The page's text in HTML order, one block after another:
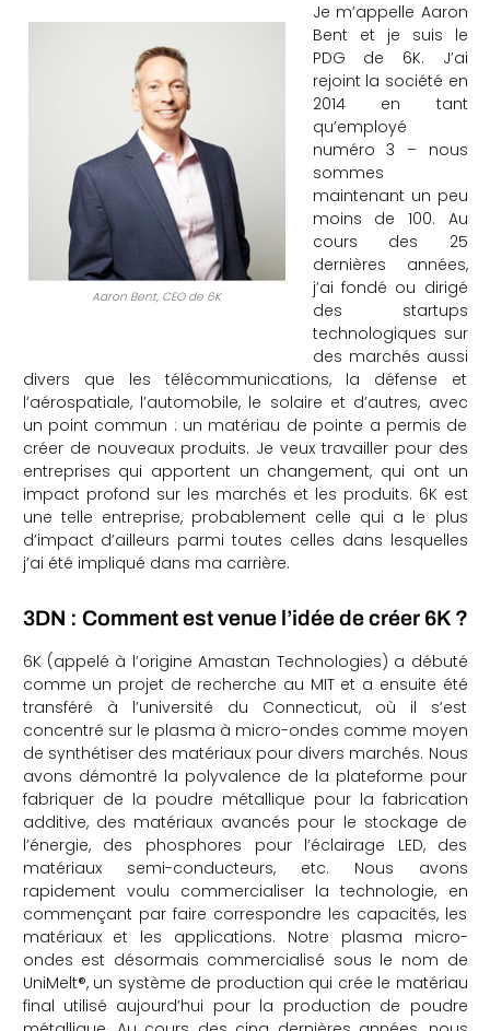
Aaron Bent, CEO de 6K
Je m’appelle Aaron
Bent et je suis le
PDG de 6K. J’ai
rejoint la société en
2014 en tant
qu’employé
numéro 3 – nous
sommes
maintenant un peu
moins de 100. Au
cours des 25
dernières années,
j’ai fondé ou dirigé
des startups
technologiques sur
des marchés aussi
divers que les télécommunications, la défense et
l’aérospatiale, l’automobile, le solaire et d’autres, avec
un point commun : un matériau de pointe a permis de
créer de nouveaux produits. Je veux travailler pour des
entreprises qui apportent un changement, qui ont un
impact profond sur les marchés et les produits. 6K est
une telle entreprise, probablement celle qui a le plus
d’impact d’ailleurs parmi toutes celles dans lesquelles
j’ai été impliqué dans ma carrière.
3DN : Comment est venue l’idée de créer 6K ?
6K (appelé à l’origine Amastan Technologies) a débuté
comme un projet de recherche au MIT et a ensuite été
transféré à l’université du Connecticut, où il s’est
concentré sur le plasma à micro-ondes comme moyen
de synthétiser des matériaux pour divers marchés. Nous
avons démontré la polyvalence de la plateforme pour
fabriquer de la poudre métallique pour la fabrication
additive, des matériaux avancés pour le stockage de
l’énergie, des phosphores pour l’éclairage LED, des
matériaux semi-conducteurs, etc. Nous avons
rapidement voulu commercialiser la technologie, en
commençant par faire correspondre les capacités, les
matériaux et les applications. Notre plasma micro-
ondes est désormais commercialisé sous le nom de
UniMelt®, un système de production qui crée le matériau
final utilisé aujourd’hui pour la production de poudre